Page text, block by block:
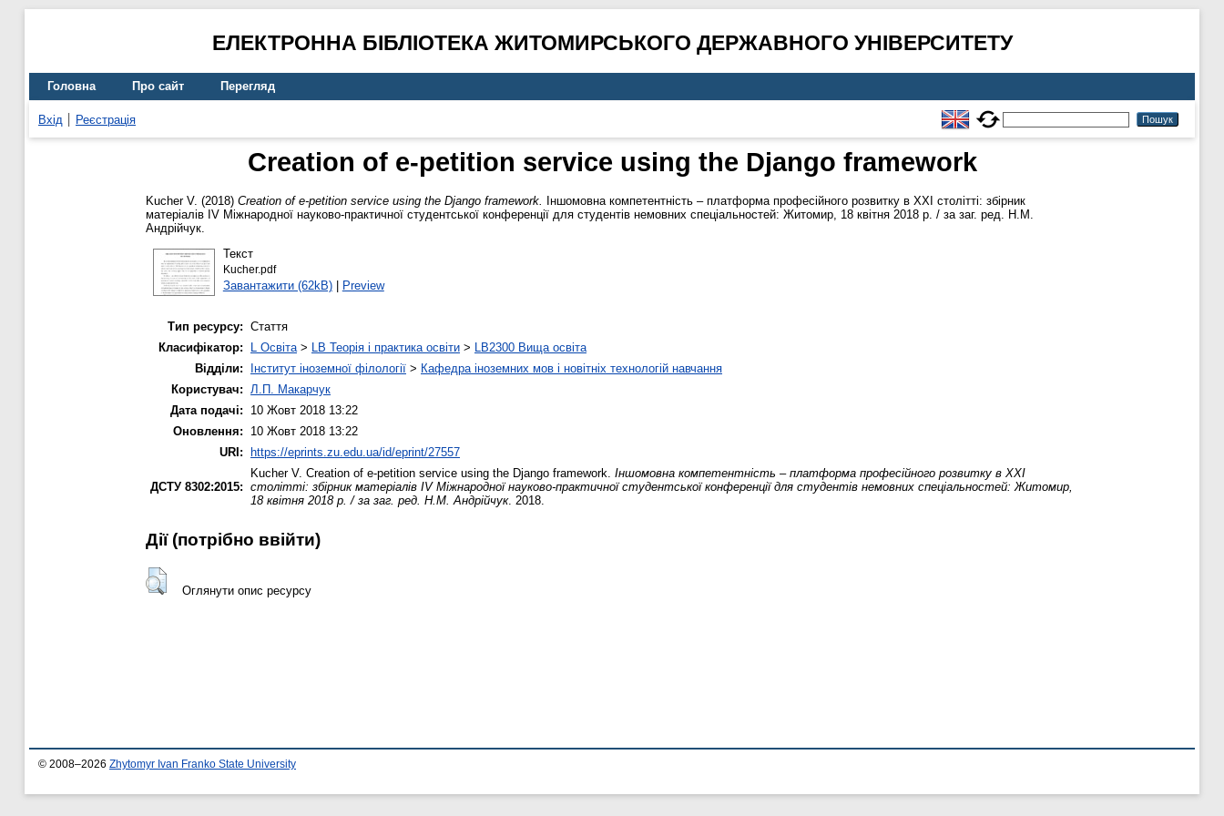
ЕЛЕКТРОННА БІБЛІОТЕКА ЖИТОМИРСЬКОГО ДЕРЖАВНОГО УНІВЕРСИТЕТУ
Головна Про сайт Перегляд
Вхід Реєстрація
Creation of e-petition service using the Django framework
Kucher V. (2018) Creation of e-petition service using the Django framework.
Іншомовна компетентність – платформа професійного розвитку в ХХІ столітті: збірник
матеріалів ІV Міжнародної науково-практичної студентської конференції для студентів немовних спеціальностей: Житомир, 18 квітня 2018 р. / за заг. ред. Н.М.
Андрійчук.
Текст
Kucher.pdf
Завантажити (62kB)| Preview
Тип ресурсу: Стаття
Класифікатор:
L Освіта> LB Теорія і практика освіти > LB2300 Вища освіта
Відділи:
Інститут іноземної філології > Кафедра іноземних мов і новітніх технологій навчання
Користувач: Л.П. Макарчук
Дата подачі:
10 Жовт 2018 13:22
Оновлення:
10 Жовт 2018 13:22
URI:
https://eprints.zu.edu.ua/id/eprint/27557
ДСТУ 8302:2015:
Kucher V. Creation of e-petition service using the Django framework. Іншомовна компетентність – платформа професійного розвитку в ХХІ
столітті: збірник матеріалів ІV Міжнародної науково-практичної студентської конференції для студентів немовних спеціальностей: Житомир,
18 квітня 2018 р. / за заг. ред. Н.М. Андрійчук. 2018.
Дії ​​(потрібно ввійти)
Оглянути опис ресурсу
© 2008–2026 Zhytomyr Ivan Franko State University